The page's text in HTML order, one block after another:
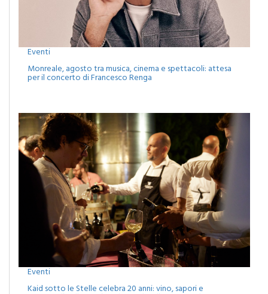
Eventi
Monreale, agosto tra musica, cinema e spettacoli: attesa
Eventi